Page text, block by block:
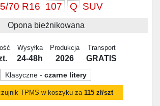
70 R16 107 Q SUV
Opona bieżnikowana
Wysyłka
24-48h
Produkcja
2026
Transport
GRATIS
Klasyczne - czarne litery
TPMS w koszyku za115 zł/szt